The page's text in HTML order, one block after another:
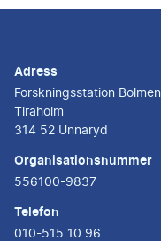
Adress
Forskningsstation Bolmen
Tiraholm
314 52 Unnaryd
Organisationsnummer
556100-9837
Telefon
010-515 10 96